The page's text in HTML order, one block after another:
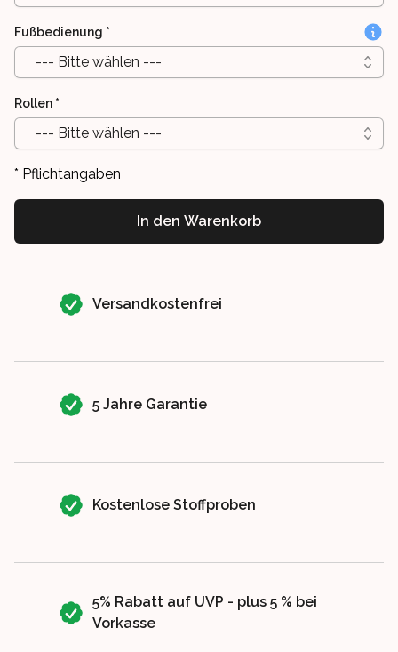
Fußbedienung *
--- Bitte wählen ---
Rollen *
--- Bitte wählen ---
* Pflichtangaben
In den Warenkorb
Versandkostenfrei
5 Jahre Garantie
Kostenlose Stoffproben
5% Rabatt auf UVP - plus 5 % bei
Vorkasse